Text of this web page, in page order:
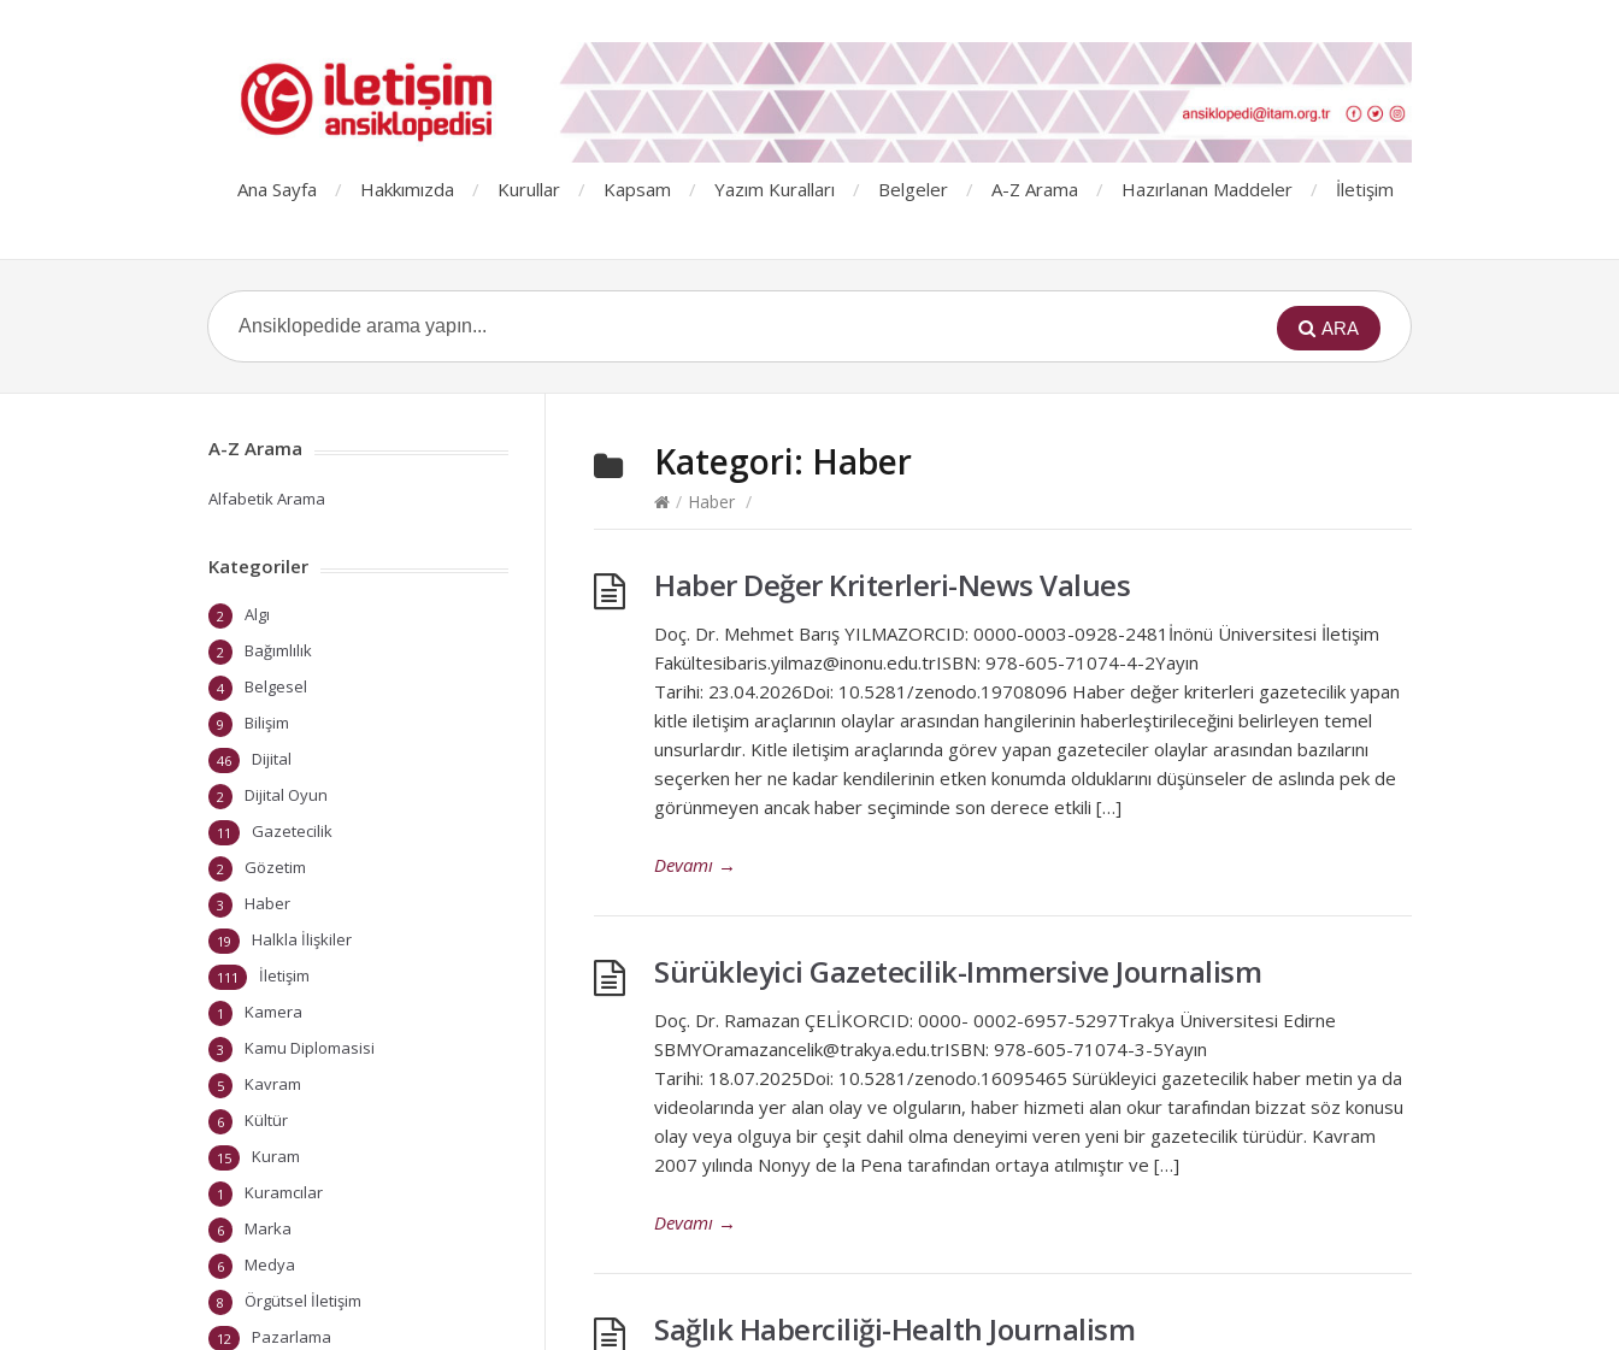
Ana Sayfa Hakkımızda Kurullar Kapsam Yazım Kuralları Belgeler A-Z Arama Hazırlanan Maddeler İletişim
ARA
Kategori: Haber
/ Haber /
Haber Değer Kriterleri-News Values
Doç. Dr. Mehmet Barış YILMAZORCID: 0000-0003-0928-2481İnönü Üniversitesi İletişim
Fakültesibaris.yilmaz@inonu.edu.trISBN: 978-605-71074-4-2Yayın
Tarihi: 23.04.2026Doi: 10.5281/zenodo.19708096 Haber değer kriterleri gazetecilik yapan
kitle iletişim araçlarının olaylar arasından hangilerinin haberleştirileceğini belirleyen temel
unsurlardır. Kitle iletişim araçlarında görev yapan gazeteciler olaylar arasından bazılarını
seçerken her ne kadar kendilerinin etken konumda olduklarını düşünseler de aslında pek de
görünmeyen ancak haber seçiminde son derece etkili […]
Devamı →
Sürükleyici Gazetecilik-Immersive Journalism
Doç. Dr. Ramazan ÇELİKORCID: 0000- 0002-6957-5297Trakya Üniversitesi Edirne
SBMYOramazancelik@trakya.edu.trISBN: 978-605-71074-3-5Yayın
Tarihi: 18.07.2025Doi: 10.5281/zenodo.16095465 Sürükleyici gazetecilik haber metin ya da
videolarında yer alan olay ve olguların, haber hizmeti alan okur tarafından bizzat söz konusu
olay veya olguya bir çeşit dahil olma deneyimi veren yeni bir gazetecilik türüdür. Kavram
2007 yılında Nonyy de la Pena tarafından ortaya atılmıştır ve […]
Devamı →
Sağlık Haberciliği-Health Journalism
A-Z Arama
Alfabetik Arama
Kategoriler
Algı
2
Bağımlılık
2
Belgesel
4
Bilişim
9
Dijital
46
Dijital Oyun
2
Gazetecilik
11
Gözetim
2
Haber
3
Halkla İlişkiler
19
İletişim
111
Kamera
1
Kamu Diplomasisi
3
Kavram
5
Kültür
6
Kuram
15
Kuramcılar
1
Marka
6
Medya
6
Örgütsel İletişim
8
Pazarlama
12